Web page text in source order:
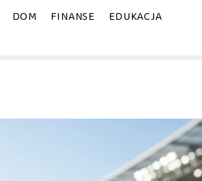
DOM FINANSE EDUKACJA